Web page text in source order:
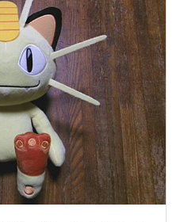
の言葉を喋れるのは、好き
だったら好きになる」と言
る。
、「立ったり喋ったりする
われ振られてしまう。
ケモンであり、初代などで